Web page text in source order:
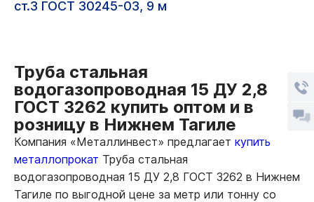
ст.3 ГОСТ 30245-03, 9 м
Труба стальная
водогазопроводная 15 ДУ 2,8
ГОСТ 3262 купить оптом и в
розницу в Нижнем Тагиле
Компания «Металлинвест» предлагает купить
металлопрокат Труба стальная
водогазопроводная 15 ДУ 2,8 ГОСТ 3262 в Нижнем
Тагиле по выгодной цене за метр или тонну со